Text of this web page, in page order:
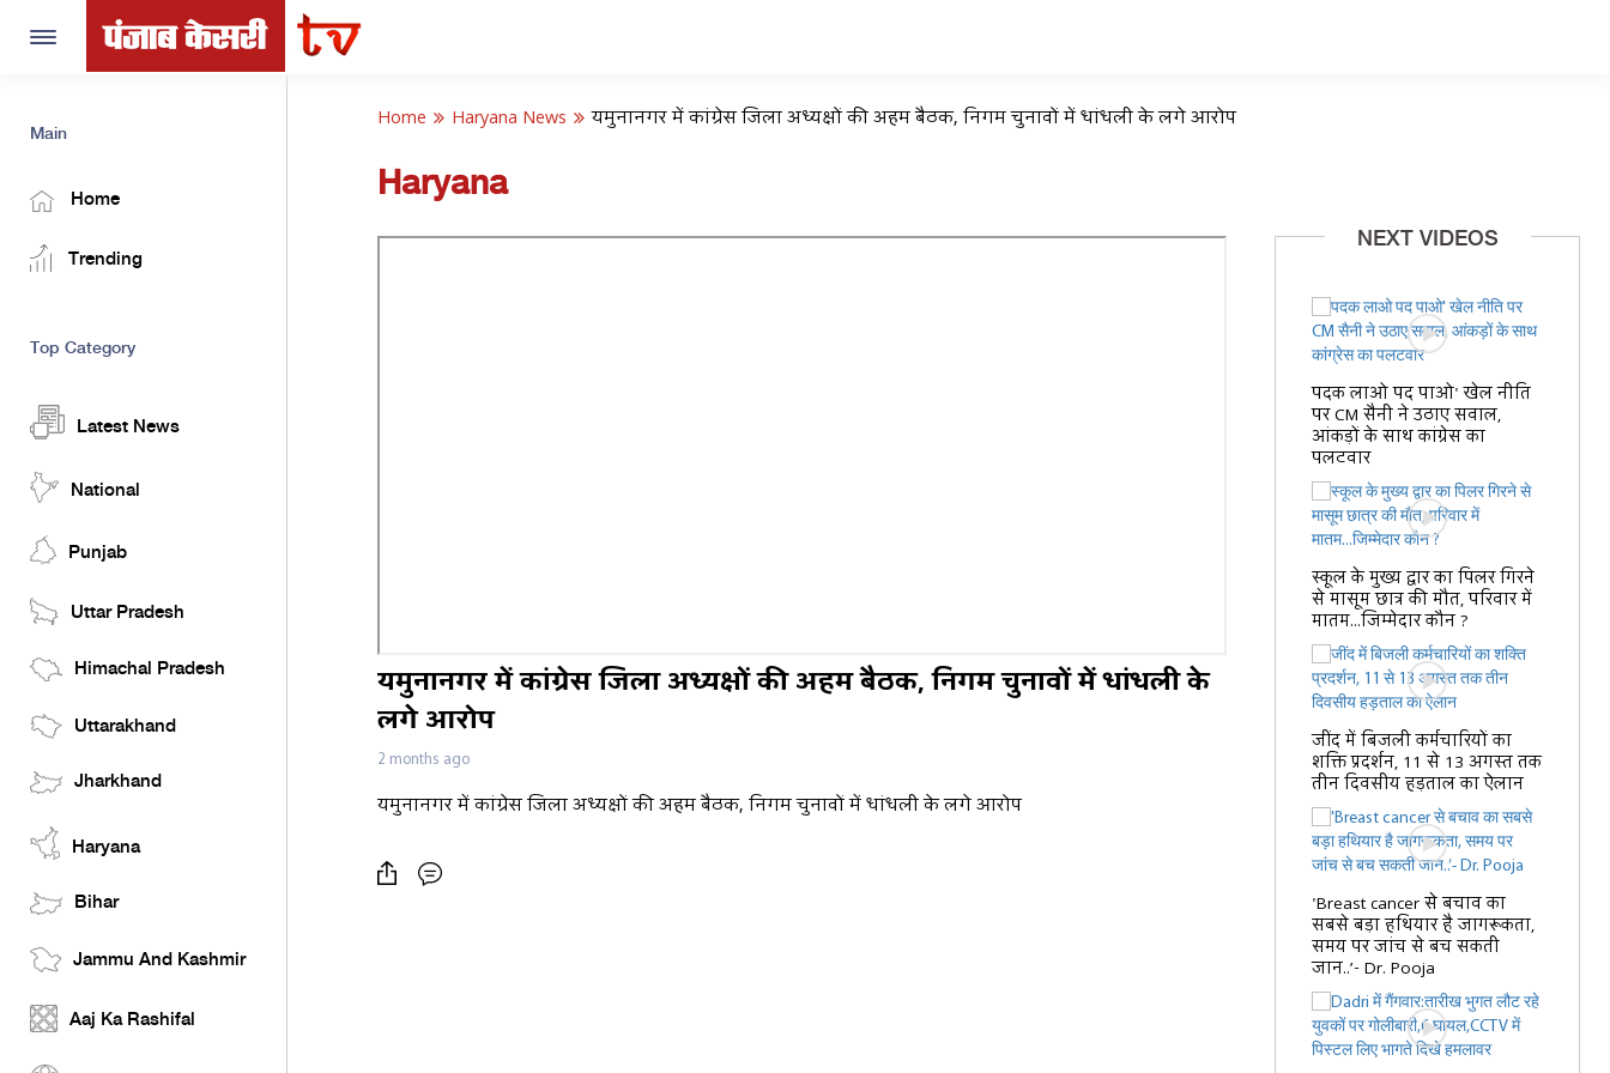
Toggle
Main
Home
Trending
Top Category
Latest News
National
Punjab
Uttar Pradesh
Himachal Pradesh
Uttarakhand
Jharkhand
Haryana
Bihar
Jammu And Kashmir
Aaj Ka Rashifal
Home Haryana News यमुनानगर में कांग्रेस जिला अध्यक्षों की अहम बैठक, निगम चुनावों में धांधली के लगे आरोप
Haryana
यमुनानगर में कांग्रेस जिला अध्यक्षों की अहम बैठक, निगम चुनावों में धांधली के
लगे आरोप
2 months ago
यमुनानगर में कांग्रेस जिला अध्यक्षों की अहम बैठक, निगम चुनावों में धांधली के लगे आरोप
NEXT VIDEOS
पदक लाओ पद पाओ' खेल नीति
पर CM सैनी ने उठाए सवाल,
आंकड़ों के साथ कांग्रेस का
पलटवार
स्कूल के मुख्य द्वार का पिलर गिरने
से मासूम छात्र की मौत, परिवार में
मातम...जिम्मेदार कौन ?
जींद में बिजली कर्मचारियों का
शक्ति प्रदर्शन, 11 से 13 अगस्त तक
तीन दिवसीय हड़ताल का ऐलान
'Breast cancer से बचाव का
सबसे बड़ा हथियार है जागरूकता,
समय पर जांच से बच सकती
जान..’- Dr. Pooja